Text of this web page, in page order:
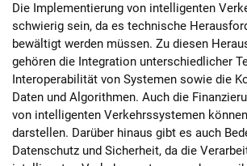
Die Implementierung von intelligenten
schwierig sein, da es technische
bewältigt werden müssen. Zu diesen
gehören die Integration unterschiedlicher
Interoperabilität von Systemen sowie die
Daten und Algorithmen. Auch die
von intelligenten Verkehrssystemen
darstellen. Darüber hinaus gibt es auch
Datenschutz und Sicherheit, da die